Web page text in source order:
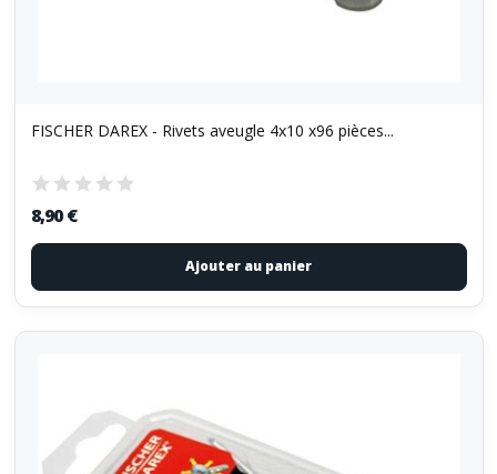
FISCHER DAREX - Rivets aveugle 4x10 x96 pièces...
8,90 €
Ajouter au panier